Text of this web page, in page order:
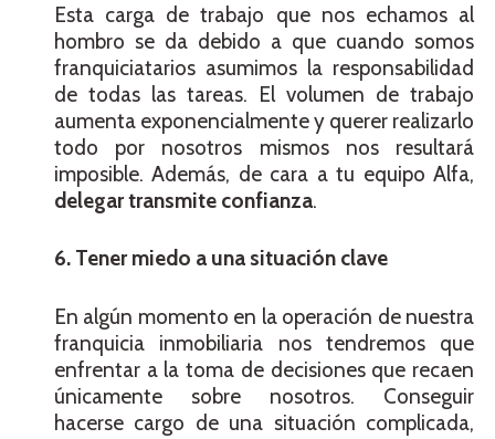
Esta carga de trabajo que nos echamos al
hombro se da debido a que cuando somos
franquiciatarios asumimos la responsabilidad
de todas las tareas. El volumen de trabajo
aumenta exponencialmente y querer realizarlo
todo por nosotros mismos nos resultará
imposible. Además, de cara a tu equipo Alfa,
delegar transmite confianza.
6. Tener miedo a una situación clave
En algún momento en la operación de nuestra
franquicia inmobiliaria nos tendremos que
enfrentar a la toma de decisiones que recaen
únicamente sobre nosotros. Conseguir
hacerse cargo de una situación complicada,